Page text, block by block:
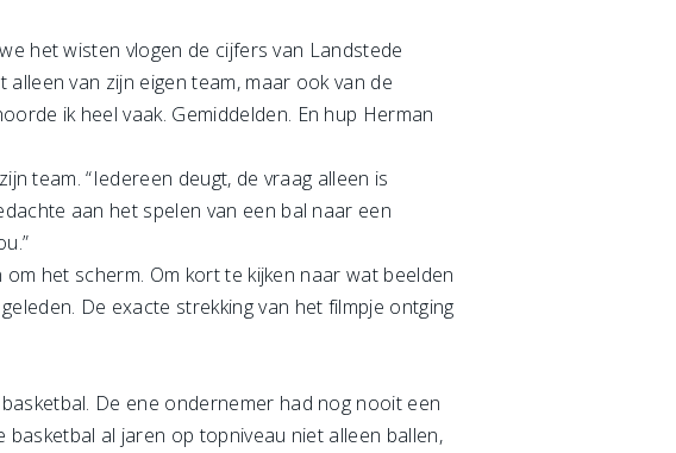
het wisten vlogen de cijfers van Landstede
van zijn eigen team, maar ook van de
ik heel vaak. Gemiddelden. En hup Herman
team. “Iedereen deugt, de vraag alleen is
aan het spelen van een bal naar een
het scherm. Om kort te kijken naar wat beelden
De exacte strekking van het filmpje ontging
De ene ondernemer had nog nooit een
al jaren op topniveau niet alleen ballen,